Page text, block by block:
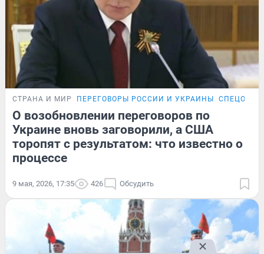
СТРАНА И МИР ПЕРЕГОВОРЫ РОССИИ И УКРАИНЫ
О возобновлении переговоров по
Украине вновь заговорили, а США
торопят с результатом: что известно о
процессе
9 мая, 2026, 17:35 426 Обсудить